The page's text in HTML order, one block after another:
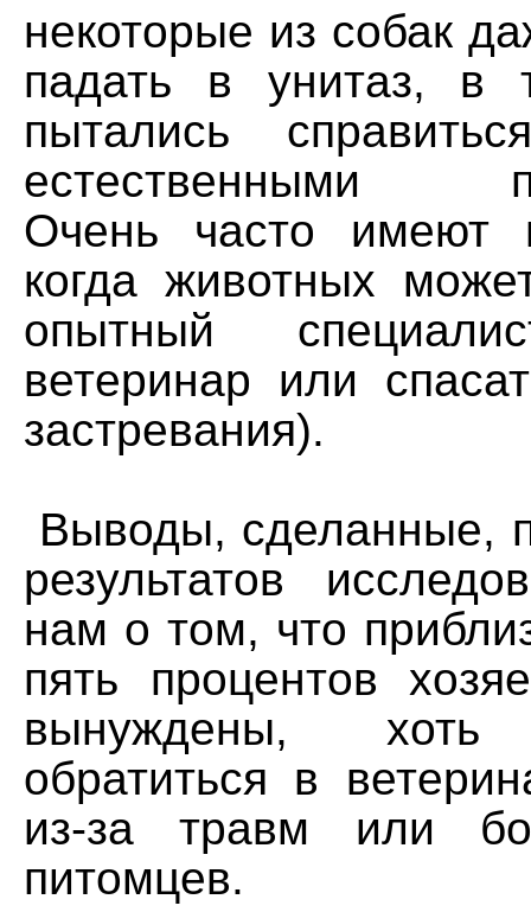
некоторые из собак
падать в унитаз, в
пытались
естественными
Очень часто имеют
когда животных
опытный
ветеринар или
застревания).
Выводы, сделанные,
результатов
нам о том, что
пять процентов
вынуждены,
обратиться в
из-за травм или
питомцев.